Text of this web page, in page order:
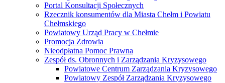
Portal Konsultacji Społecznych
Rzecznik konsumentów dla Miasta Chełm i Powiatu
Chełmskiego
Powiatowy Urząd Pracy w Chełmie
Promocja Zdrowia
Nieodpłatna Pomoc Prawna
Zespół ds. Obronnych i Zarządzania Kryzysowego
Powiatowe Centrum Zarządzania Kryzysowego
Powiatowy Zespół Zarządzania Kryzysowego